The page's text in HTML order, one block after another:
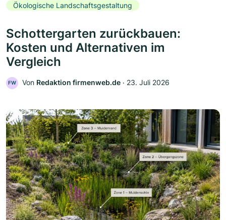
Ökologische Landschaftsgestaltung
Schottergarten zurückbauen:
Kosten und Alternativen im
Vergleich
FW Von Redaktion firmenweb.de ‧ 23. Juli 2026